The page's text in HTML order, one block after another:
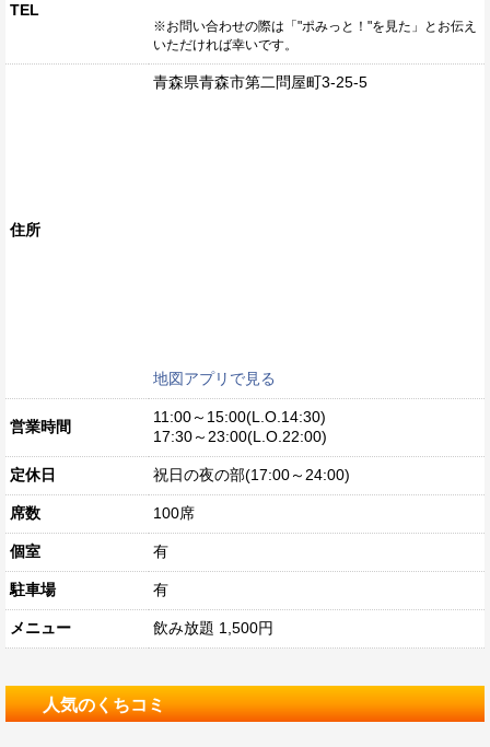
TEL
※お問い合わせの際は「"ポみっと！"を見た」とお伝え
いただければ幸いです。
住所
青森県青森市第二問屋町3-25-5
地図アプリで見る
営業時間
11:00～15:00(L.O.14:30)
17:30～23:00(L.O.22:00)
定休日 祝日の夜の部(17:00～24:00)
席数 100席
個室 有
駐車場 有
メニュー 飲み放題 1,500円
人気のくちコミ